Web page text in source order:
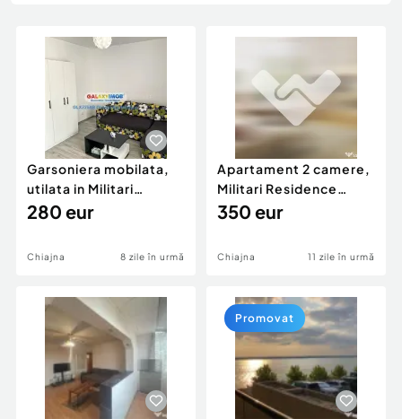
Animale de companie
Afaceri și echipamente profesionale
Inchiriere Bunuri si Vehicule
Piese auto si accesorii
Dacia Duster
Garsoniera mobilata,
utilata in Militari
Residence 280 euro
280 eur
Chiajna 8 zile în urmă
Apartament 2 camere,
Militari Residence
mobilat utilat 350 e
350 eur
Chiajna 11 zile în urmă
Promovat